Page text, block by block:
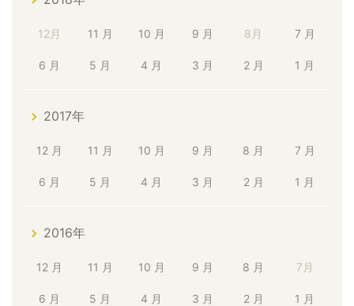
12月 11 月 10 月 9 月 8月 7 月
6 月 5 月 4 月 3 月 2 月 1 月
2017年
12 月 11 月 10 月 9 月 8 月 7 月
6 月 5 月 4 月 3 月 2 月 1 月
2016年
12 月 11 月 10 月 9 月 8 月 7月
6 月 5 月 4 月 3 月 2 月 1 月